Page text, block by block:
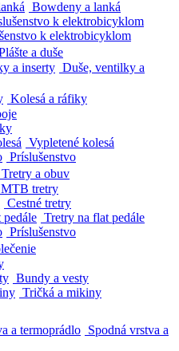
Bowdeny a lanká
k elektrobicyklom
a duše
Duše, ventilky a
Kolesá a ráfiky
Vypletené kolesá
Príslušenstvo
Tretry a obuv
MTB tretry
Cestné tretry
Tretry na flat pedále
Príslušenstvo
Bundy a vesty
Tričká a mikiny
Spodná vrstva a